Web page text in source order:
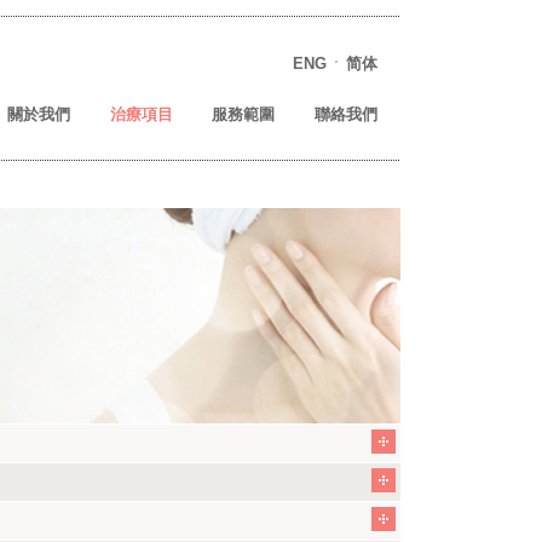
ENG 简体
關於我們 治療項目 服務範圍 聯絡我們